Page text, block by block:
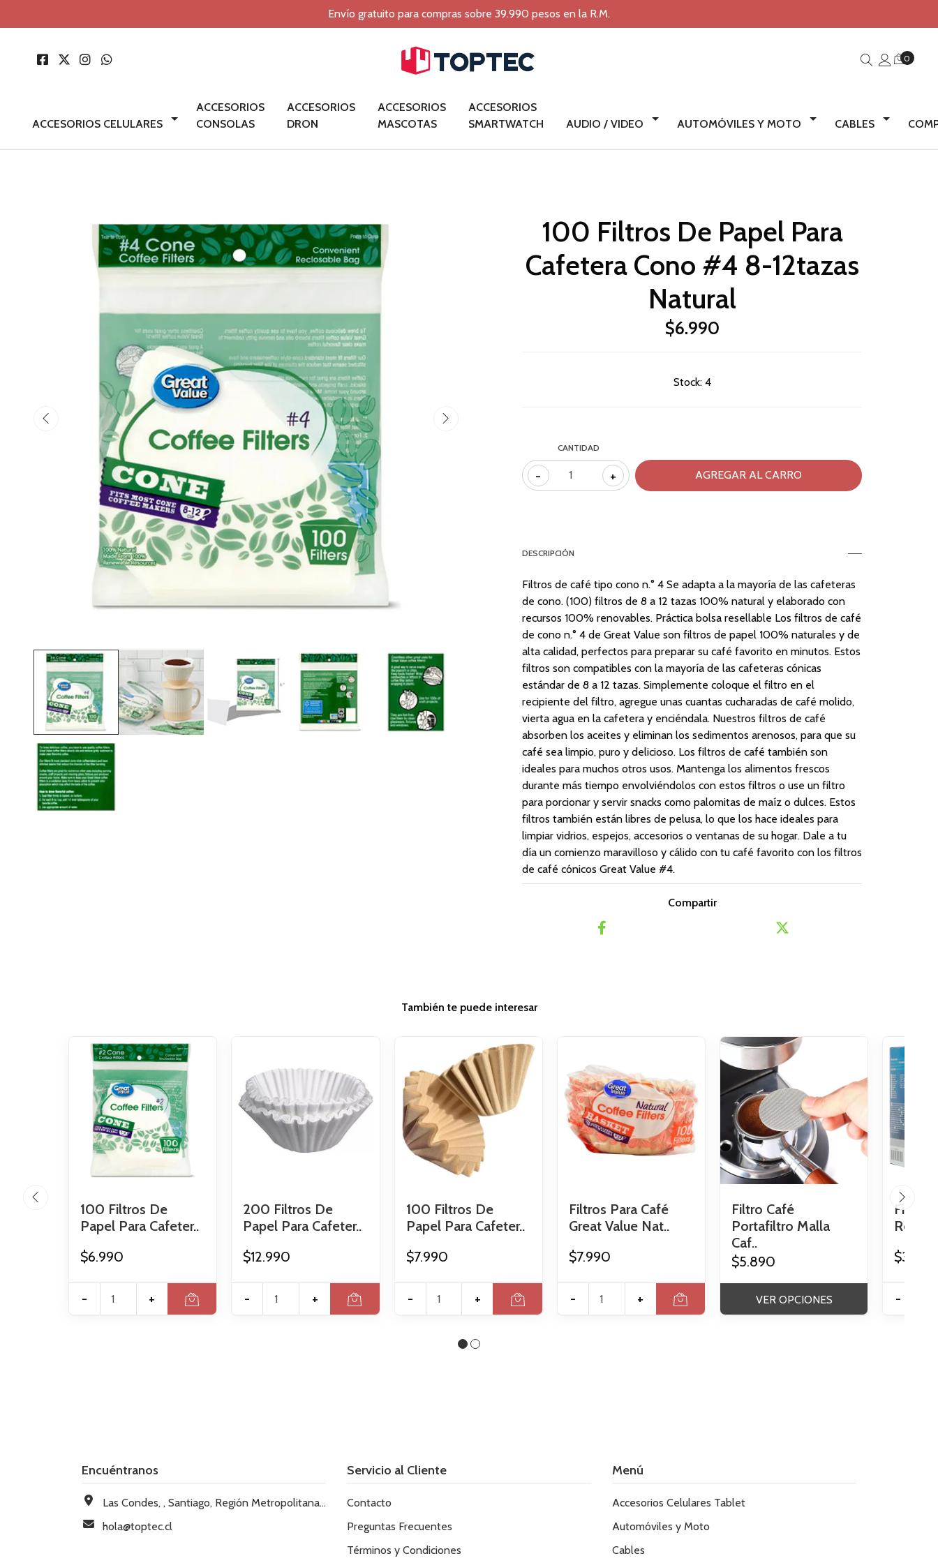
Envío gratuito para compras sobre 39.990 pesos en la R.M.
0
ACCESORIOS CELULARES
ACCESORIOS
CONSOLAS
ACCESORIOS
DRON
ACCESORIOS
MASCOTAS
ACCESORIOS
SMARTWATCH
AUDIO / VIDEO AUTOMÓVILES Y MOTO CABLES
100 Filtros De Papel Para
Cafetera Cono #4 8-12tazas
Natural
$6.990
Stock: 4
CANTIDAD
- +
DESCRIPCIÓN
Filtros de café tipo cono n.° 4 Se adapta a la mayoría de las cafeteras
de cono. (100) filtros de 8 a 12 tazas 100% natural y elaborado con
recursos 100% renovables. Práctica bolsa resellable Los filtros de café
de cono n.° 4 de Great Value son filtros de papel 100% naturales y de
alta calidad, perfectos para preparar su café favorito en minutos. Estos
filtros son compatibles con la mayoría de las cafeteras cónicas
estándar de 8 a 12 tazas. Simplemente coloque el filtro en el
recipiente del filtro, agregue unas cuantas cucharadas de café molido,
vierta agua en la cafetera y enciéndala. Nuestros filtros de café
absorben los aceites y eliminan los sedimentos arenosos, para que su
café sea limpio, puro y delicioso. Los filtros de café también son
ideales para muchos otros usos. Mantenga los alimentos frescos
durante más tiempo envolviéndolos con estos filtros o use un filtro
para porcionar y servir snacks como palomitas de maíz o dulces. Estos
filtros también están libres de pelusa, lo que los hace ideales para
limpiar vidrios, espejos, accesorios o ventanas de su hogar. Dale a tu
día un comienzo maravilloso y cálido con tu café favorito con los filtros
de café cónicos Great Value #4.
Compartir
También te puede interesar
100 Filtros De
Papel Para Cafeter..
$6.990
- +
200 Filtros De
Papel Para Cafeter..
$12.990
- +
100 Filtros De
Papel Para Cafeter..
$7.990
- +
Filtros Para Café
Great Value Nat..
$7.990
- +
Filtro Café
Portafiltro Malla
Caf..
$5.890
VER OPCIONES
Filtro
-
Encuéntranos
Las Condes, , Santiago, Región Metropolitana, Chile
hola@toptec.cl
Servicio al Cliente
Contacto
Preguntas Frecuentes
Términos y Condiciones
Menú
Accesorios Celulares Tablet
Automóviles y Moto
Cables